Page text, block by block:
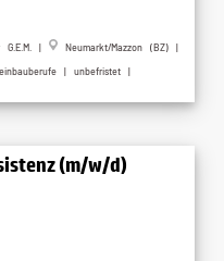
| Neumarkt/Mazzon (BZ) |
| unbefristet |
(m/w/d)